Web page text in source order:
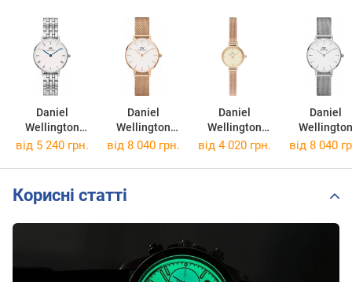
Daniel
Wellington
Petite
Daniel
Wellington
DW00100219
Daniel
Wellington
Petite Mini
Daniel
Wellington
від 5 240 грн. від 8 040 грн. від 4 020 грн. від 8 040
Корисні статті